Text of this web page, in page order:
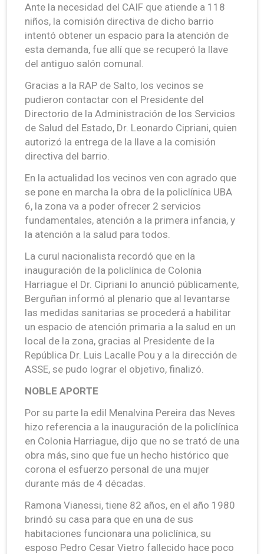
Ante la necesidad del CAIF que atiende a 118
niños, la comisión directiva de dicho barrio
intentó obtener un espacio para la atención de
esta demanda, fue allí que se recuperó la llave
del antiguo salón comunal.
Gracias a la RAP de Salto, los vecinos se
pudieron contactar con el Presidente del
Directorio de la Administración de los Servicios
de Salud del Estado, Dr. Leonardo Cipriani, quien
autorizó la entrega de la llave a la comisión
directiva del barrio.
En la actualidad los vecinos ven con agrado que
se pone en marcha la obra de la policlínica UBA
6, la zona va a poder ofrecer 2 servicios
fundamentales, atención a la primera infancia, y
la atención a la salud para todos.
La curul nacionalista recordó que en la
inauguración de la policlínica de Colonia
Harriague el Dr. Cipriani lo anunció públicamente,
Berguñan informó al plenario que al levantarse
las medidas sanitarias se procederá a habilitar
un espacio de atención primaria a la salud en un
local de la zona, gracias al Presidente de la
República Dr. Luis Lacalle Pou y a la dirección de
ASSE, se pudo lograr el objetivo, finalizó.
NOBLE APORTE
Por su parte la edil Menalvina Pereira das Neves
hizo referencia a la inauguración de la policlínica
en Colonia Harriague, dijo que no se trató de una
obra más, sino que fue un hecho histórico que
corona el esfuerzo personal de una mujer
durante más de 4 décadas.
Ramona Vianessi, tiene 82 años, en el año 1980
brindó su casa para que en una de sus
habitaciones funcionara una policlínica, su
esposo Pedro Cesar Vietro fallecido hace poco